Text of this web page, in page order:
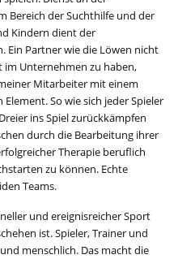
Bereich der Suchthilfe und der
Kindern dient der
Ein Partner wie die Löwen nicht
im Unternehmen zu haben,
Mitarbeiter mit einem
So wie sich jeder Spieler
ins Spiel zurückkämpfen
durch die Bearbeitung ihrer
Therapie beruflich
zu können. Echte
Teams.
und ereignisreicher Sport
ist. Spieler, Trainer und
menschlich. Das macht die